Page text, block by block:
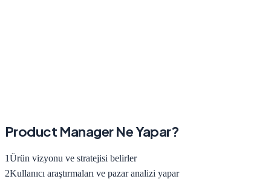
Product ManagerNe Yapar?
1Ürün vizyonu ve stratejisi belirler
2Kullanıcı araştırmaları ve pazar analizi yapar